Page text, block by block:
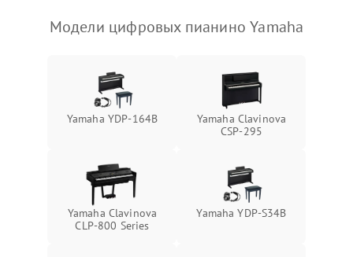
Модели цифровых пианино Yamaha
Yamaha YDP-164B
Yamaha Clavinova
CSP-295
Yamaha Clavinova
CLP-800 Series
Yamaha YDP-S34B